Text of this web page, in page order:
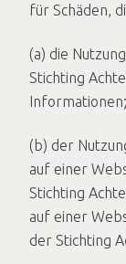
für Schäden,
(a) die
Stichting
Informationen;
(b) der
auf einer
Stichting
auf einer
der Stichting